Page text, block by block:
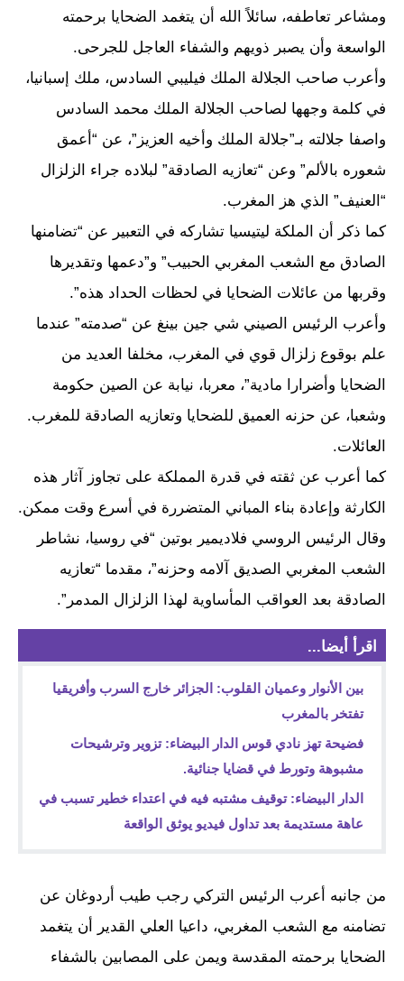
ومشاعر تعاطفه، سائلاً الله أن يتغمد الضحايا برحمته
الواسعة وأن يصبر ذويهم والشفاء العاجل للجرحى.
وأعرب صاحب الجلالة الملك فيليبي السادس، ملك إسبانيا،
في كلمة وجهها لصاحب الجلالة الملك محمد السادس
واصفا جلالته بـ”جلالة الملك وأخيه العزيز”، عن “أعمق
شعوره بالألم” وعن “تعازيه الصادقة” لبلاده جراء الزلزال
“العنيف” الذي هز المغرب.
كما ذكر أن الملكة ليتيسيا تشاركه في التعبير عن “تضامنها
الصادق مع الشعب المغربي الحبيب” و”دعمها وتقديرها
وقربها من عائلات الضحايا في لحظات الحداد هذه”.
وأعرب الرئيس الصيني شي جين بينغ عن “صدمته” عندما
علم بوقوع زلزال قوي في المغرب، مخلفا العديد من
الضحايا وأضرارا مادية”، معربا، نيابة عن الصين حكومة
وشعبا، عن حزنه العميق للضحايا وتعازيه الصادقة للمغرب.
العائلات.
كما أعرب عن ثقته في قدرة المملكة على تجاوز آثار هذه
الكارثة وإعادة بناء المباني المتضررة في أسرع وقت ممكن.
وقال الرئيس الروسي فلاديمير بوتين “في روسيا، نشاطر
الشعب المغربي الصديق آلامه وحزنه”، مقدما “تعازيه
الصادقة بعد العواقب المأساوية لهذا الزلزال المدمر”.
اقرأ أيضا...
بين الأنوار وعميان القلوب: الجزائر خارج السرب وأفريقيا
تفتخر بالمغرب
فضيحة تهز نادي قوس الدار البيضاء: تزوير وترشيحات
مشبوهة وتورط في قضايا جنائية.
الدار البيضاء: توقيف مشتبه فيه في اعتداء خطير تسبب في
عاهة مستديمة بعد تداول فيديو يوثق الواقعة
من جانبه أعرب الرئيس التركي رجب طيب أردوغان عن
تضامنه مع الشعب المغربي، داعيا العلي القدير أن يتغمد
الضحايا برحمته المقدسة ويمن على المصابين بالشفاء